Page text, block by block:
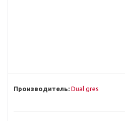
Производитель: Dual gres